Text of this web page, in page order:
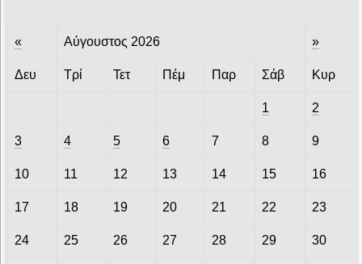
« Αύγουστος 2026 »
Δευ Τρί Τετ Πέμ Παρ Σάβ Κυρ
1 2
3 4 5 6 7 8 9
10 11 12 13 14 15 16
17 18 19 20 21 22 23
24 25 26 27 28 29 30